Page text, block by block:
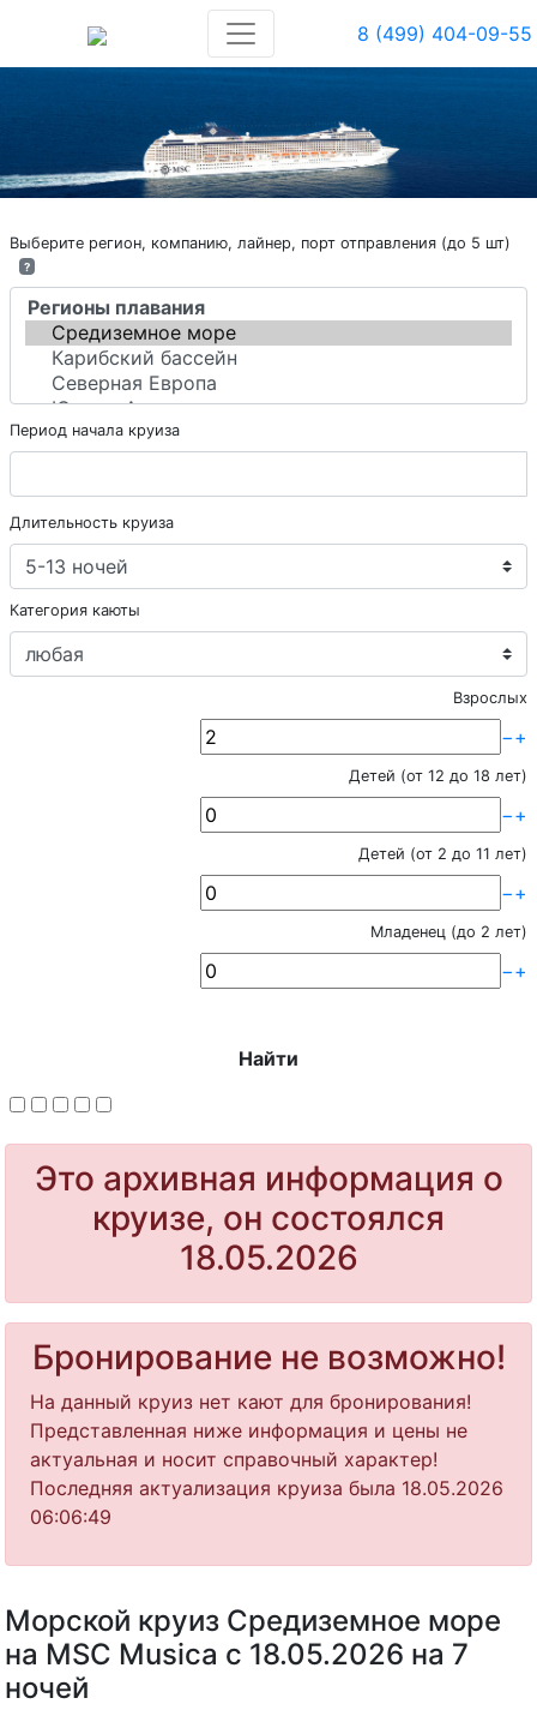
8 (499) 404-09-55
Выберите регион, компанию, лайнер, порт отправления (до 5 шт)
?
Период начала круиза
Длительность круиза
Категория каюты
Взрослых
−+
Детей (от 12 до 18 лет)
−+
Детей (от 2 до 11 лет)
−+
Младенец (до 2 лет)
−+
Найти
Это архивная информация о
круизе, он состоялся
18.05.2026
Бронирование не возможно!
На данный круиз нет кают для бронирования!
Представленная ниже информация и цены не
актуальная и носит справочный характер!
Последняя актуализация круиза была 18.05.2026
06:06:49
Морской круиз Средиземное море
на MSC Musica с 18.05.2026 на 7
ночей